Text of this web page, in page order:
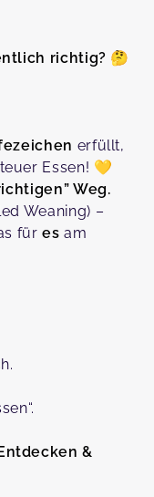
richtig? 🤔
erfüllt,
Essen! 💛
Weg.
Weaning) –
füres am
&